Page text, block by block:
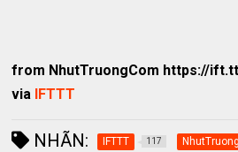
from NhutTruongCom https://
via IFTTT
NHÃN: IFTTT 117